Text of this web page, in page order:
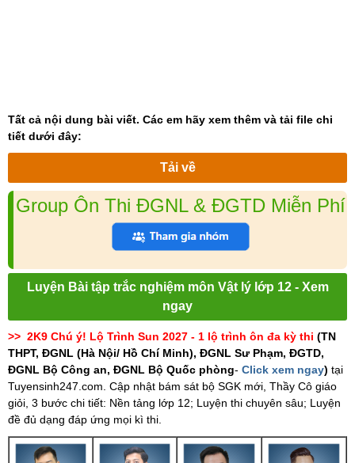
Tất cả nội dung bài viết. Các em hãy xem thêm và tải file chi
tiết dưới đây:
Tải về
Group Ôn Thi ĐGNL & ĐGTD Miễn Phí
Luyện Bài tập trắc nghiệm môn Vật lý lớp 12 - Xem
ngay
>> 2K9 Chú ý! Lộ Trình Sun 2027 - 1 lộ trình ôn đa kỳ thi (TN
THPT, ĐGNL (Hà Nội/ Hồ Chí Minh), ĐGNL Sư Phạm, ĐGTD,
ĐGNL Bộ Công an, ĐGNL Bộ Quốc phòng- Click xem ngay) tại
Tuyensinh247.com. Cập nhật bám sát bộ SGK mới, Thầy Cô giáo
giỏi, 3 bước chi tiết: Nền tảng lớp 12; Luyện thi chuyên sâu; Luyện
đề đủ dạng đáp ứng mọi kì thi.